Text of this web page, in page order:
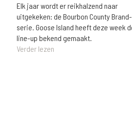
Elk jaar wordt er reikhalzend naar
uitgekeken: de Bourbon County Brand-
serie. Goose Island heeft deze week
line-up bekend gemaakt.
Verder lezen